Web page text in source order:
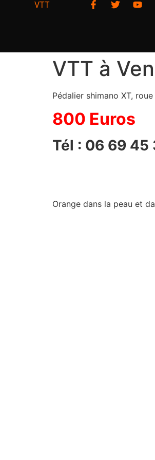
VTT
VTT à
Pédalier shimano XT,
800 Euros
Tél : 06 69 45
Orange dans la peau et